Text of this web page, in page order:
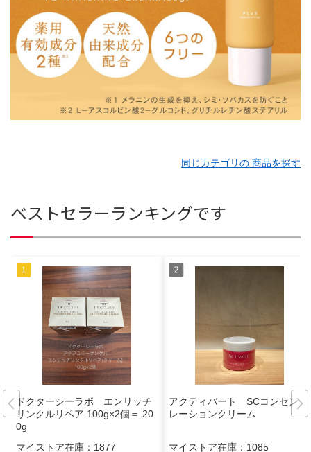
同じカテゴリの 商品を探す
ベストセラーランキングです
ドクターシーラボ エンリッチ
リンクルリペア 100g×2個＝ 20
0g
マイストア在庫： 1877
アクティバート SCコンセント
レーションクリーム
マイストア在庫： 1085